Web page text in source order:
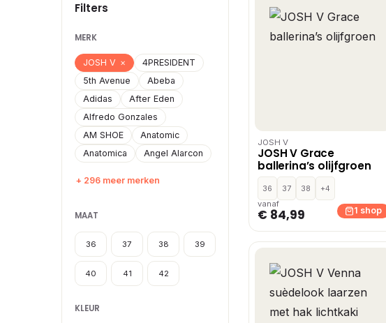
Filters
MERK
JOSH V ×
4PRESIDENT
5th Avenue
Abeba
Adidas
After Eden
Alfredo Gonzales
AM SHOE
Anatomic
Anatomica
Angel Alarcon
+ 296 meer merken
MAAT
36 37 38 39
40 41 42
KLEUR
JOSH V
JOSH V Grace
ballerina’s olijfgroen
36 37 38
+4
vanaf
€ 84,99 1 shop